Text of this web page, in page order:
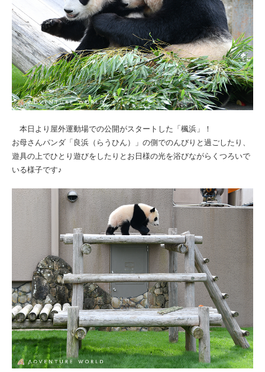
本日より屋外運動場での公開がスタートした「楓浜」！
お母さんパンダ「良浜（らうひん）」の側でのんびりと過ごしたり、
遊具の上でひとり遊びをしたりとお日様の光を浴びながらくつろいで
いる様子です♪